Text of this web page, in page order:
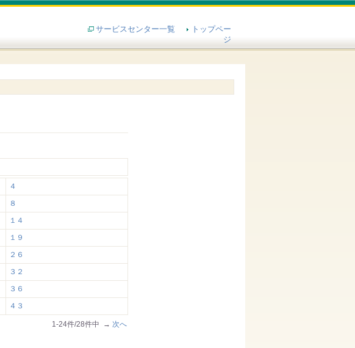
サービスセンター一覧
トップペー
ジ
４
８
１４
１９
２６
３２
３６
４３
1-24件/28件中 → 次へ